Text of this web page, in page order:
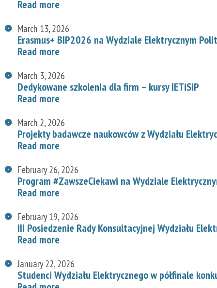
Read more
March 13, 2026
Erasmus+ BIP2026 na Wydziale Elektrycznym
Read more
March 3, 2026
Dedykowane szkolenia dla firm – kursy IETiSIP
Read more
March 2, 2026
Projekty badawcze naukowców z Wydziału
Read more
February 26, 2026
Program #ZawszeCiekawi na Wydziale
Read more
February 19, 2026
III Posiedzenie Rady Konsultacyjnej Wydziału
Read more
January 22, 2026
Studenci Wydziału Elektrycznego w półfinale